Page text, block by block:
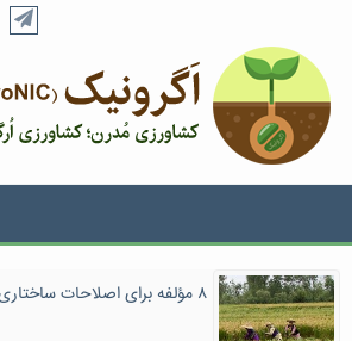
۸ مؤلفه برای اصلاحات ساختاری بخش کشاورزی